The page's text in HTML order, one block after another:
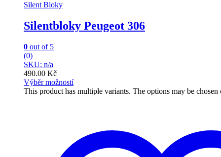
Silent Bloky
Silentbloky Peugeot 306
0 out of 5
(0)
SKU: n/a
490.00 Kč
Výběr možností
This product has multiple variants. The options may be chosen